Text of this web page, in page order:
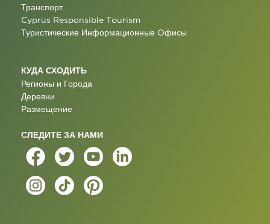
Транспорт
Cyprus Responsible Tourism
Туристические Информационные Oфисы
КУДА СХОДИТЬ
Регионы и Города
Деревни
Размещение
СЛЕДИТЕ ЗА НАМИ